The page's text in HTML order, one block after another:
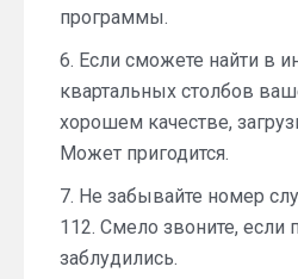
программы.
6. Если сможете найти в
квартальных столбов
хорошем качестве,
Может пригодится.
7. Не забывайте номер
112. Смело звоните, если
заблудились.